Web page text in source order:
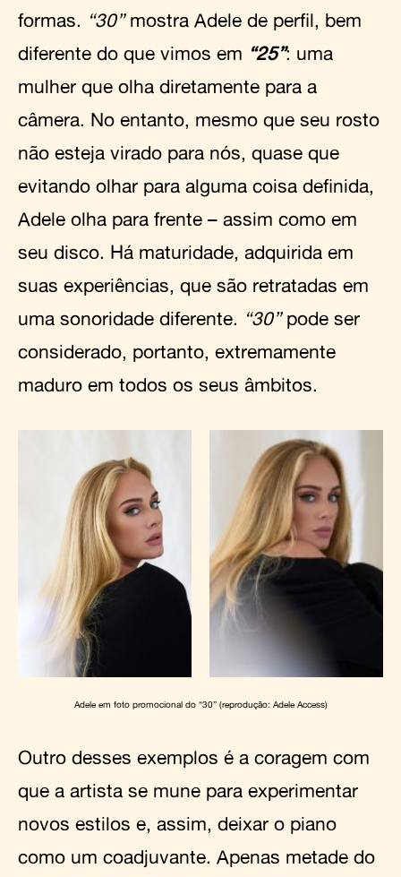
formas. “30”mostra Adele de perfil, bem
diferente do que vimos em “25”: uma
mulher que olha diretamente para a
câmera. No entanto, mesmo que seu rosto
não esteja virado para nós, quase que
evitando olhar para alguma coisa definida,
Adele olha para frente – assim como em
seu disco. Há maturidade, adquirida em
suas experiências, que são retratadas em
uma sonoridade diferente. “30” pode ser
considerado, portanto, extremamente
maduro em todos os seus âmbitos.
Adele em foto promocional do “30” (reprodução: Adele Access)
Outro desses exemplos é a coragem com
que a artista se mune para experimentar
novos estilos e, assim, deixar o piano
como um coadjuvante. Apenas metade do